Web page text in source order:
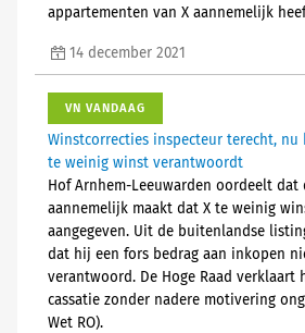
appartementen van X aannemelijk
14 december 2021
VN VANDAAG
Winstcorrecties inspecteur terecht, nu
te weinig winst verantwoordt
Hof Arnhem-Leeuwarden oordeelt dat
aannemelijk maakt dat X te weinig
aangegeven. Uit de buitenlandse
dat hij een fors bedrag aan inkopen
verantwoord. De Hoge Raad verklaart
cassatie zonder nadere motivering
Wet RO).